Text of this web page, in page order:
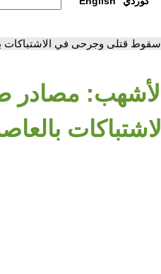
قتلى وجرحى في الاشتباكات
مصادر